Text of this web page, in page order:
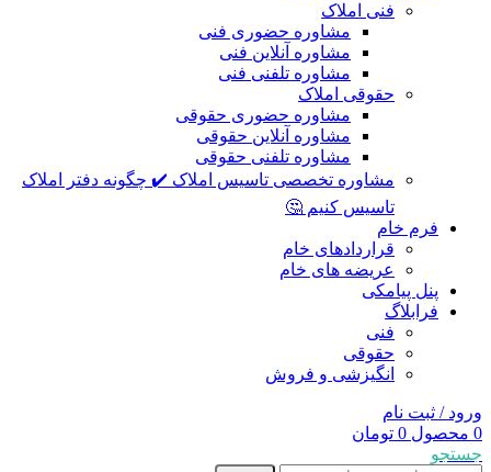
فنی املاک
مشاوره حضوری فنی
مشاوره آنلاین فنی
مشاوره تلفنی فنی
حقوقی املاک
مشاوره حضوری حقوقی
مشاوره آنلاین حقوقی
مشاوره تلفنی حقوقی
مشاوره تخصصی تاسیس املاک ✔️ چگونه دفتر املاک
تاسیس کنیم 🤔
فرم خام
قراردادهای خام
عریضه های خام
پنل پیامکی
فرابلاگ
فنی
حقوقی
انگیزشی و فروش
ورود / ثبت نام
0 محصول 0 تومان
جستجو